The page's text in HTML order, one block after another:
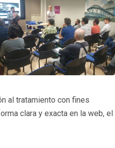
al tratamiento con fines
clara y exacta en la web, el